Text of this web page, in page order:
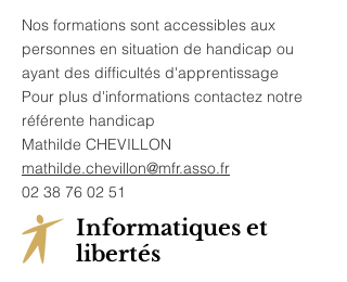
Nos formations sont accessibles aux
personnes en situation de handicap ou
ayant des difficultés d'apprentissage
Pour plus d'informations contactez notre
référente handicap
Mathilde CHEVILLON
mathilde.chevillon@mfr.asso.fr
02 38 76 02 51
Informatiques et
libertés